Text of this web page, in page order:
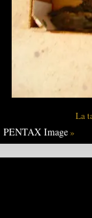
La
PENTAX Image»